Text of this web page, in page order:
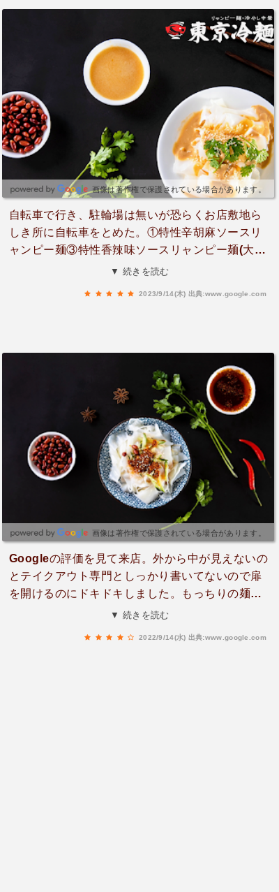
画像は著作権で保護されている場合があります。
自転車で行き、駐輪場は無いが恐らくお店敷地ら
しき所に自転車をとめた。①特性辛胡麻ソースリ
ャンピー麺③特性香辣味ソースリャンピー麺(大
盛)それと、バンバンジー、よだれ鶏を注文。10〜
方に言われましたが食べた人は結構辛いと言って
辛そうにしていました。リャンピー麺のぷるもち
感が最高。ぷるんぷるだし、ソースもいっぱい入
ってるから箸で持ち上げるとソースがスプラッシ
ュします。③は辛いの大好きなら！と勧められて
食べました。食べ始めは全く辛くなく、あれ？と
思って食べ進めると辛くなってきて香りも良くて
凄く美味しい！入っているナッツがアクセントに
なってまた良い。冷たい麺で秋の気温で暑くもな
いのに最後は顔に汗しっかりかきました。確かに
辛いけどヒーヒー言って水ごくごくみたいな辛さ
ではなく美味しい辛さ。大盛にしてリャンピー麺
も十分食べられて大満足。バンバンジーもよだれ
鶏もおいしい。特によだれ鶏が美味しい！！タレ
が革命的に美味しい。骨がないのもいい。食べ終
わっても残ったナッツときゅうりとタレで最高の
ツマミになる。酒がすすむ。もっと食べたい。リ
▼ 続きを読む
2023/9/14(木) 出典:www.google.com
画像は著作権で保護されている場合があります。
Googleの評価を見て来店。外から中が見えないの
とテイクアウト専門としっかり書いてないので扉
を開けるのにドキドキしました。もっちりの麺と
野菜いっぱいで美味しかったです。中のスタッフ
▼ 続きを読む
2022/9/14(水) 出典:www.google.com